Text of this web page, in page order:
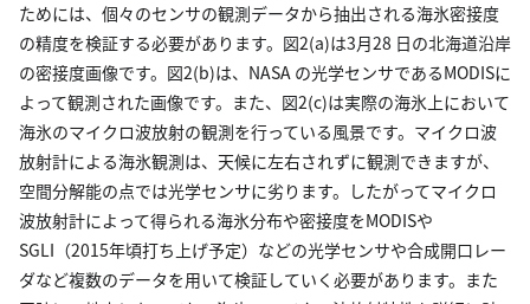
ためには、個々のセンサの観測データから抽出される海氷密接度
の精度を検証する必要があります。図2(a)は3月28 日の北海道沿岸
の密接度画像です。図2(b)は、NASA の光学センサであるMODISに
よって観測された画像です。また、図2(c)は実際の海氷上において
海氷のマイクロ波放射の観測を行っている風景です。マイクロ波
放射計による海氷観測は、天候に左右されずに観測できますが、
空間分解能の点では光学センサに劣ります。したがってマイクロ
波放射計によって得られる海氷分布や密接度をMODISや
SGLI（2015年頃打ち上げ予定）などの光学センサや合成開口レー
ダなど複数のデータを用いて検証していく必要があります。また